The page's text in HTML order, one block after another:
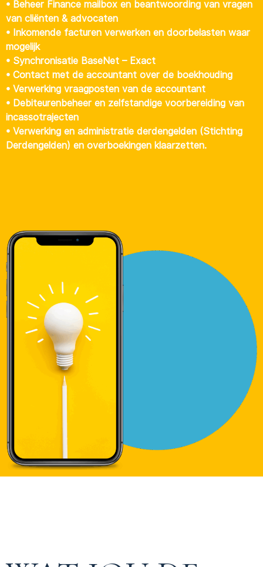
• Beheer Finance mailbox en beantwoording van vragen
van cliënten & advocaten
• Inkomende facturen verwerken en doorbelasten waar
mogelijk
• Synchronisatie BaseNet – Exact
• Contact met de accountant over de boekhouding
• Verwerking vraagposten van de accountant
• Debiteurenbeheer en zelfstandige voorbereiding van
incassotrajecten
• Verwerking en administratie derdengelden (Stichting
Derdengelden) en overboekingen klaarzetten.